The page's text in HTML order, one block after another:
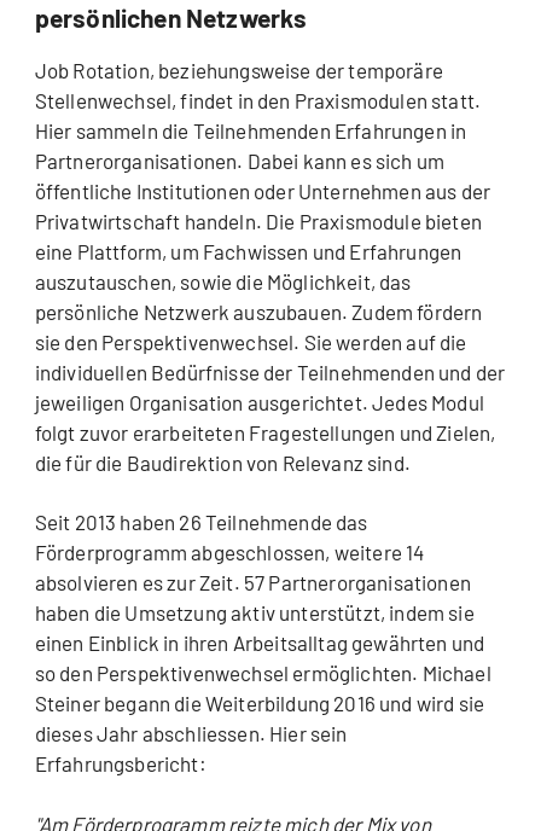
persönlichen Netzwerks
Job Rotation, beziehungsweise der temporäre
Stellenwechsel, findet in den Praxismodulen statt.
Hier sammeln die Teilnehmenden Erfahrungen in
Partnerorganisationen. Dabei kann es sich um
öffentliche Institutionen oder Unternehmen aus der
Privatwirtschaft handeln. Die Praxismodule bieten
eine Plattform, um Fachwissen und Erfahrungen
auszutauschen, sowie die Möglichkeit, das
persönliche Netzwerk auszubauen. Zudem fördern
sie den Perspektivenwechsel. Sie werden auf die
individuellen Bedürfnisse der Teilnehmenden und der
jeweiligen Organisation ausgerichtet. Jedes Modul
folgt zuvor erarbeiteten Fragestellungen und Zielen,
die für die Baudirektion von Relevanz sind.
Seit 2013 haben 26 Teilnehmende das
Förderprogramm abgeschlossen, weitere 14
absolvieren es zur Zeit. 57 Partnerorganisationen
haben die Umsetzung aktiv unterstützt, indem sie
einen Einblick in ihren Arbeitsalltag gewährten und
so den Perspektivenwechsel ermöglichten. Michael
Steiner begann die Weiterbildung 2016 und wird sie
dieses Jahr abschliessen. Hier sein
Erfahrungsbericht:
"Am Förderprogramm reizte mich der Mix von